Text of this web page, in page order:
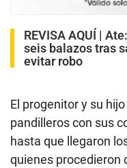
REVISA AQUÍ |
seis balazos tras
evitar robo
El progenitor y su
pandilleros con sus
hasta que llegaron
quienes procedieron